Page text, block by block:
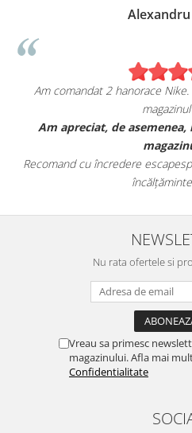
Am comandat 2 hanorace
Am apreciat, de
Recomand cu încredere
Nu rata ofertele si
Vreau sa primesc
magazinului. Afla mai
Confidentialitate